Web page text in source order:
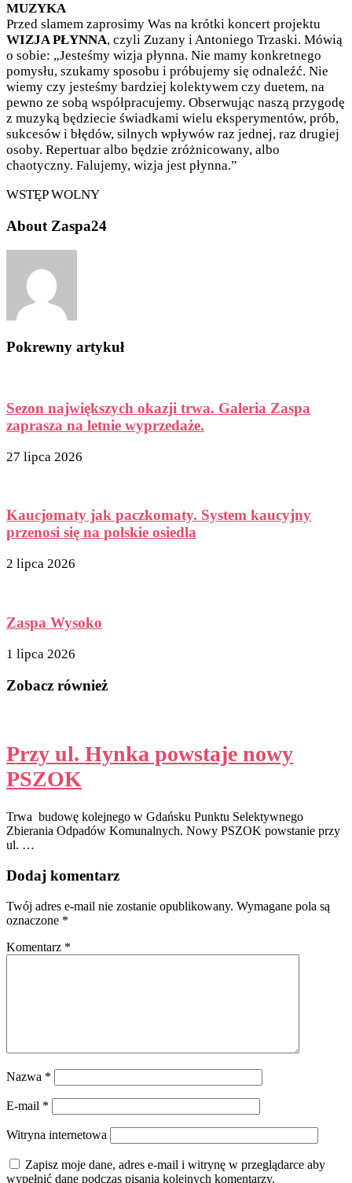
MUZYKA
Przed slamem zaprosimy Was na krótki koncert projektu
WIZJA PŁYNNA, czyli Zuzany i Antoniego Trzaski. Mówią
o sobie: „Jesteśmy wizja płynna. Nie mamy konkretnego
pomysłu, szukamy sposobu i próbujemy się odnaleźć. Nie
wiemy czy jesteśmy bardziej kolektywem czy duetem, na
pewno ze sobą współpracujemy. Obserwując naszą przygodę
z muzyką będziecie świadkami wielu eksperymentów, prób,
sukcesów i błędów, silnych wpływów raz jednej, raz drugiej
osoby. Repertuar albo będzie zróżnicowany, albo
chaotyczny. Falujemy, wizja jest płynna.”
WSTĘP WOLNY
About Zaspa24
Pokrewny artykuł
Sezon największych okazji trwa. Galeria Zaspa
zaprasza na letnie wyprzedaże.
27 lipca 2026
Kaucjomaty jak paczkomaty. System kaucyjny
przenosi się na polskie osiedla
2 lipca 2026
Zaspa Wysoko
1 lipca 2026
Zobacz również
Przy ul. Hynka powstaje nowy
PSZOK
Trwa budowę kolejnego w Gdańsku Punktu Selektywnego
Zbierania Odpadów Komunalnych. Nowy PSZOK powstanie przy
ul. …
Dodaj komentarz
Twój adres e-mail nie zostanie opublikowany. Wymagane pola są
oznaczone *
Komentarz *
Nazwa *
E-mail *
Witryna internetowa
Zapisz moje dane, adres e-mail i witrynę w przeglądarce aby
wypełnić dane podczas pisania kolejnych komentarzy.